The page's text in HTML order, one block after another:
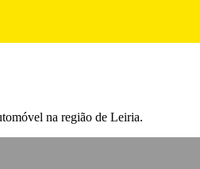
na região de Leiria.